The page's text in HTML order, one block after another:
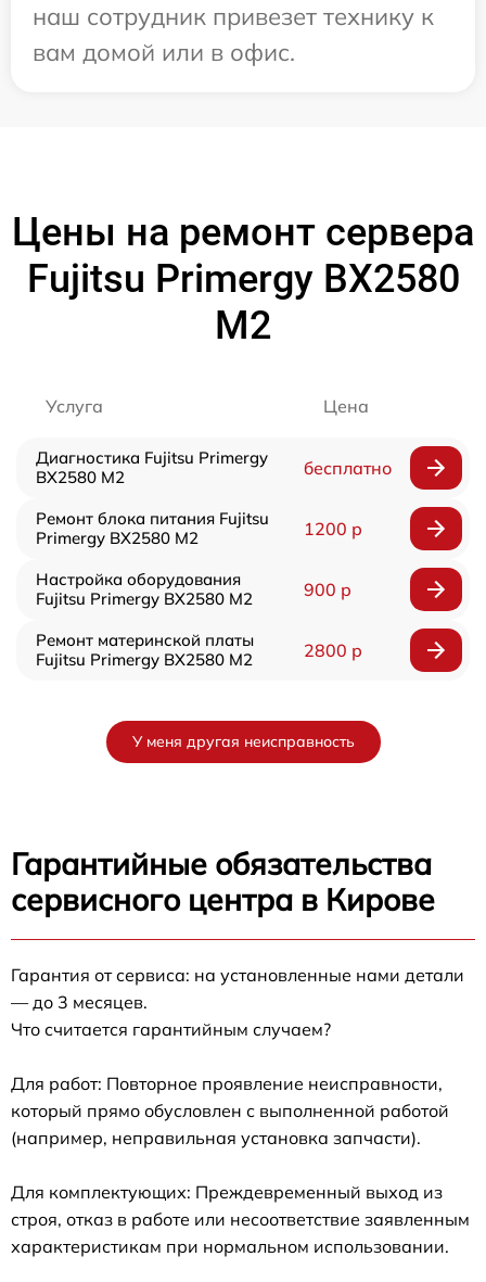
наш сотрудник привезет технику к
вам домой или в офис.
Цены на ремонт сервера
Fujitsu Primergy BX2580
M2
Услуга Цена
Диагностика Fujitsu Primergy
BX2580 M2
бесплатно
Ремонт блока питания Fujitsu
Primergy BX2580 M2
1200 р
Настройка оборудования
Fujitsu Primergy BX2580 M2
900 р
Ремонт материнской платы
Fujitsu Primergy BX2580 M2
2800 р
У меня другая неисправность
Гарантийные обязательства
сервисного центра в Кирове
Гарантия от сервиса: на установленные нами детали
— до 3 месяцев.
Что считается гарантийным случаем?
Для работ: Повторное проявление неисправности,
который прямо обусловлен с выполненной работой
(например, неправильная установка запчасти).
Для комплектующих: Преждевременный выход из
строя, отказ в работе или несоответствие заявленным
характеристикам при нормальном использовании.